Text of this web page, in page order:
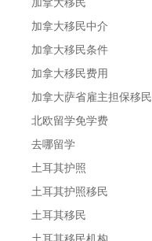
加拿大移民中介
加拿大移民条件
加拿大移民费用
加拿大萨省雇主担保移民
北欧留学免学费
去哪留学
土耳其护照
土耳其护照移民
土耳其移民